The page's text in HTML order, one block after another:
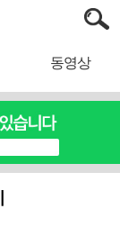
동영상